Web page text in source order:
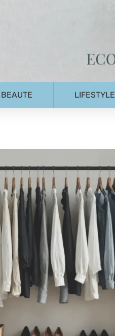
BEAUTE LIFESTYLE